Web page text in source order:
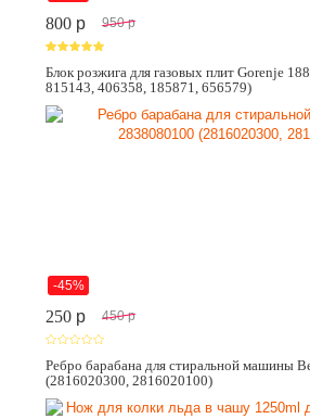
800 p 950 p
Блок розжига для газовых плит Gorenje
815143, 406358, 185871, 656579)
-45%
250 p 450 p
Ребро барабана для стиральной машины
(2816020300, 2816020100)